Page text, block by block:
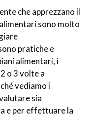
che apprezzano il
sono molto
pratiche e
alimentari, i
o 3 volte a
vediamo i
sia
e per effettuare la